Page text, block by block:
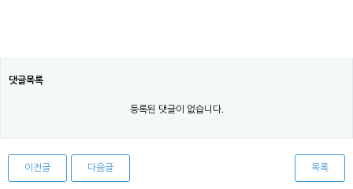
댓글목록
등록된 댓글이 없습니다.
이전글 다음글 목록